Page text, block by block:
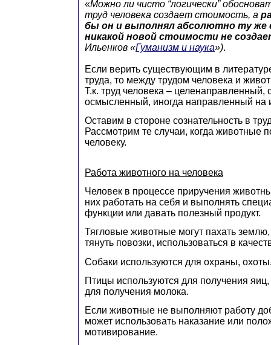
«Можно ли чисто “логически”
труд человека создает стоимость, а
бы он и выполнял абсолютно ту же
никакой новой стоимости не
Ильенков «Гуманизм и наука»).
Если верить существующим в
труда, то между трудом человека и
Т.к. труд человека – целенаправленный,
осмысленный, иногда направленный на
Оставим в стороне сознательность в
Рассмотрим те случаи, когда животные
человеку.
Работа животного на человека
Человек в процессе приручения
них работать на себя и выполнять
функции или давать полезный продукт.
Тягловые животные могут пахать землю,
тянуть повозки, использоваться в
Собаки используются для охраны,
Птицы используются для получения
для получения молока.
Если животные не выполняют работу
может использовать наказание или
мотивирование.